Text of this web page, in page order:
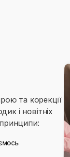
та корекції
і новітніх